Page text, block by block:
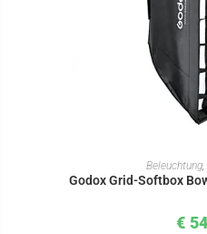
IN DEN
Beleuchtung,
Godox Grid-Softbox
€